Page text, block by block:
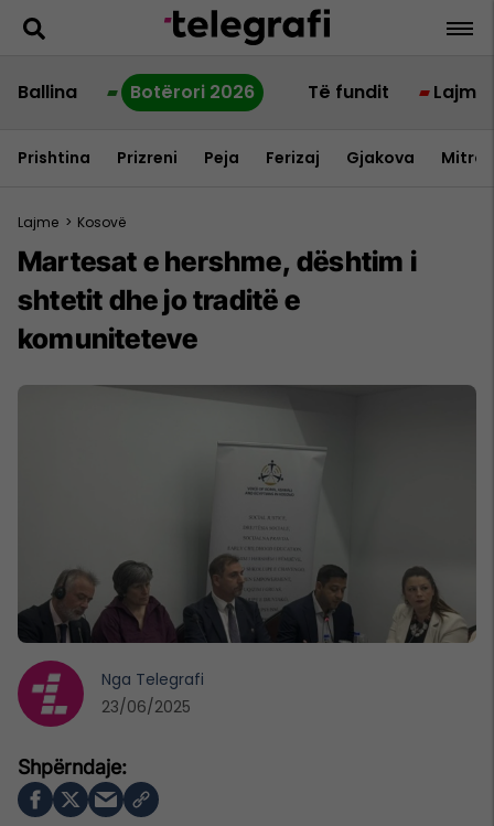
Ballina Botërori 2026 Të fundit Lajme
Prishtina Prizreni Peja Ferizaj Gjakova
Lajme > Kosovë
Martesat e hershme, dështim i
shtetit dhe jo traditë e
komuniteteve
Nga Telegrafi
23/06/2025